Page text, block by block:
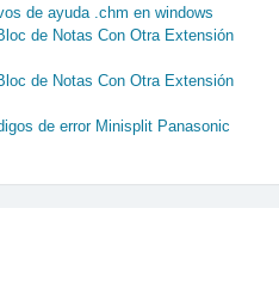
de ayuda .chm en windows
de Notas Con Otra Extensión
de Notas Con Otra Extensión
de error Minisplit Panasonic